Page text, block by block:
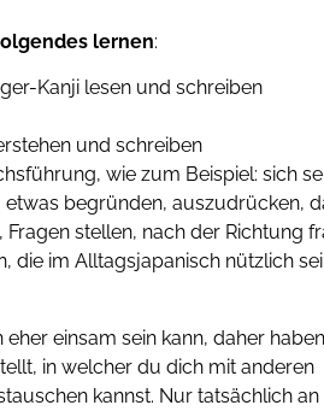
lernen:
Kanji lesen und schreiben
und schreiben
wie zum Beispiel: sich
begründen, auszudrücken,
stellen, nach der Richtung
die im Alltagsjapanisch nützlich
einsam sein kann, daher
in welcher du dich mit anderen
kannst. Nur tatsächlich an